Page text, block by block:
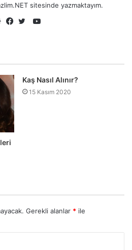
sitesinde yazmaktayım.
YouTube
Kaş Nasıl Alınır?
15 Kasım 2020
Gerekli alanlar * ile